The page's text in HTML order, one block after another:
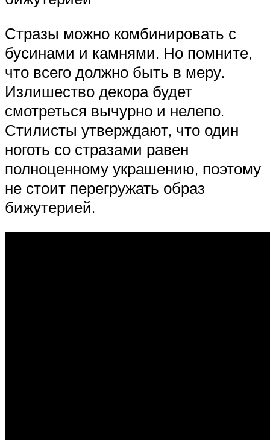
Стразы можно комбинировать с
бусинами и камнями. Но помните,
что всего должно быть в меру.
Излишество декора будет
смотреться вычурно и нелепо.
Стилисты утверждают, что один
ноготь со стразами равен
полноценному украшению, поэтому
не стоит перегружать образ
бижутерией.